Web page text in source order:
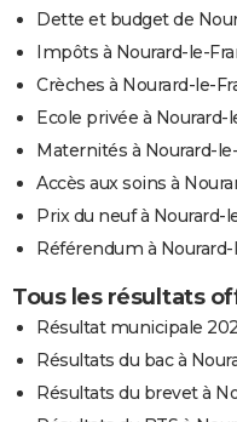
Dette et budget de
Impôts à Nourard-le-
Crèches à Nourard-le-
Ecole privée à Nourard-
Maternités à Nourard-
Accès aux soins à
Prix du neuf à Nourard-
Référendum à
Tous les résultats
Résultat municipale
Résultats du bac à
Résultats du brevet à